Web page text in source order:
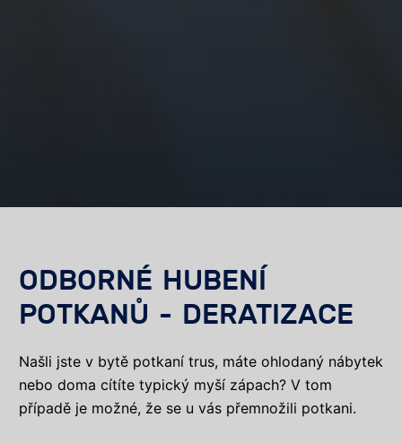
ODBORNÉ HUBENÍ
POTKANŮ - DERATIZACE
Našli jste v bytě potkaní trus, máte ohlodaný nábytek
nebo doma cítíte typický myší zápach? V tom
případě je možné, že se u vás přemnožili potkani.